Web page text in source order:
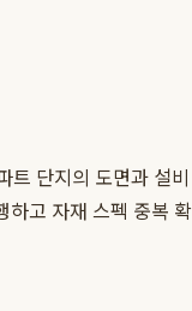
트 단지의 도면과 설
고 자재 스펙 중복